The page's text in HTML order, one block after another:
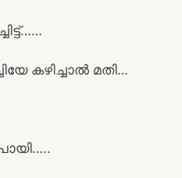
കഴിച്ചാൽ മതി…